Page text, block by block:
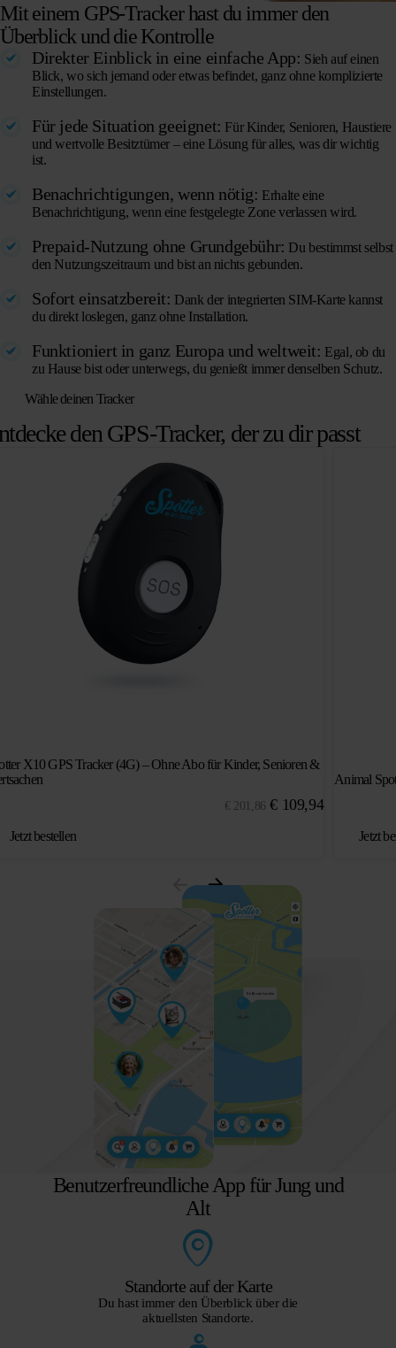
Mit einem GPS-Tracker hast du immer den
Überblick und die Kontrolle
Direkter Einblick in eine einfache App: Sieh auf einen
Blick, wo sich jemand oder etwas befindet, ganz ohne komplizierte
Einstellungen.
Für jede Situation geeignet: Für Kinder, Senioren, Haustiere
und wertvolle Besitztümer – eine Lösung für alles, was dir wichtig
ist.
Benachrichtigungen, wenn nötig: Erhalte eine
Benachrichtigung, wenn eine festgelegte Zone verlassen wird.
Prepaid-Nutzung ohne Grundgebühr: Du bestimmst selbst
den Nutzungszeitraum und bist an nichts gebunden.
Sofort einsatzbereit: Dank der integrierten SIM-Karte kannst
du direkt loslegen, ganz ohne Installation.
Funktioniert in ganz Europa und weltweit: Egal, ob du
zu Hause bist oder unterwegs, du genießt immer denselben Schutz.
Wähle deinen Tracker
den GPS-Tracker, der zu dir passt
X10 GPS Tracker (4G) – Ohne Abo für Kinder, Senioren &
€ 201,86 Ursprünglicher
€109,94Aktueller
Jetzt bestellen
Animal
Jetzt
Benutzerfreundliche App für Jung und
Alt
Standorte auf der Karte
Du hast immer den Überblick über die
aktuellsten Standorte.